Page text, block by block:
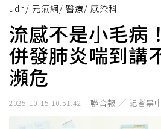
udn/ 元氣網/ 醫療/ 感染科
流感不是小毛病
併發肺炎喘到講
瀕危
2025-10-15 10:51:42 聯合報 ／ 記者黑